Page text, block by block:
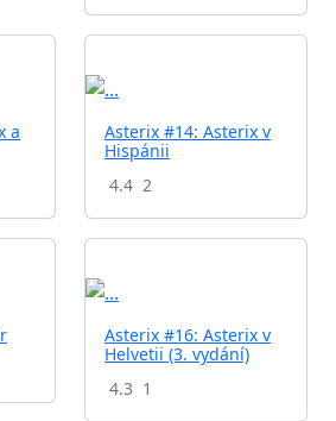
a
Asterix #14: Asterix v
Hispánii
4.4 2
Asterix #16: Asterix v
Helvetii (3. vydání)
4.3 1